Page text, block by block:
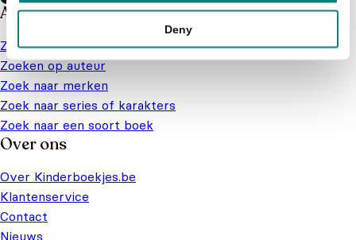
Deny
Alles van Kinderboekjes.be
Zoek op leeftijd
Zoeken op auteur
Zoek naar merken
Zoek naar series of karakters
Zoek naar een soort boek
Over ons
Over Kinderboekjes.be
Klantenservice
Contact
Nieuws